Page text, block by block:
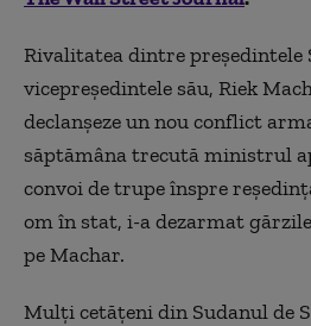
Rivalitatea dintre
vicepreședintele său, Riek
declanșeze un nou conflict
săptămâna trecută ministrul
convoi de trupe înspre
om în stat, i-a dezarmat
pe Machar.
Mulți cetățeni din Sudanul de